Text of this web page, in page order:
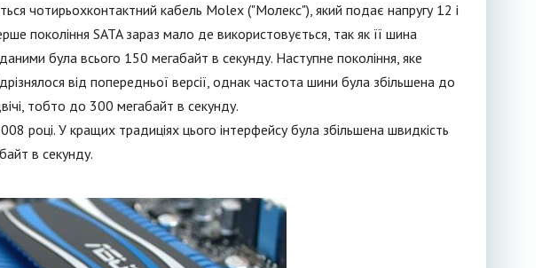
чотирьохконтактний кабель Molex ("Молекс"), який подає напругу 12 і
покоління SATA зараз мало де використовується, так як її шина
була всього 150 мегабайт в секунду. Наступне покоління, яке
від попередньої версії, однак частота шини була збільшена до
тобто до 300 мегабайт в секунду.
році. У кращих традиціях цього інтерфейсу була збільшена швидкість
в секунду.